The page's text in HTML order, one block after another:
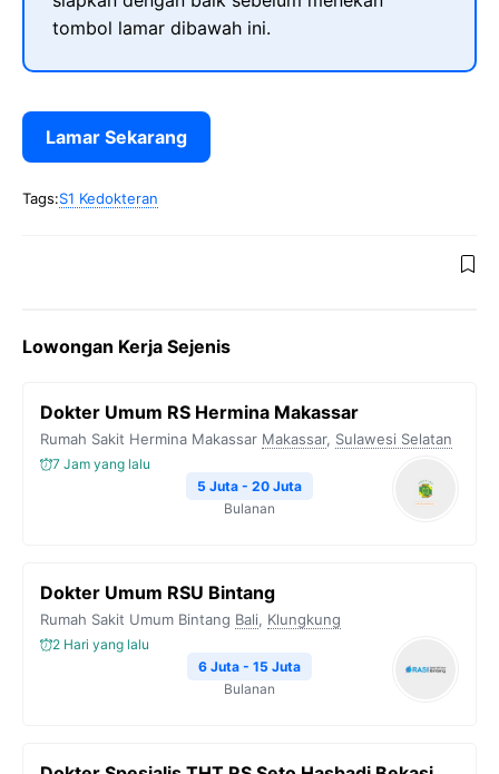
tombol lamar dibawah ini.
Lamar Sekarang
Tags:S1 Kedokteran
Lowongan Kerja Sejenis
Dokter Umum RS Hermina Makassar
Rumah Sakit Hermina Makassar Makassar, Sulawesi Selatan
7 Jam yang lalu
5 Juta - 20 Juta
Bulanan
Dokter Umum RSU Bintang
Rumah Sakit Umum Bintang Bali, Klungkung
2 Hari yang lalu
6 Juta - 15 Juta
Bulanan